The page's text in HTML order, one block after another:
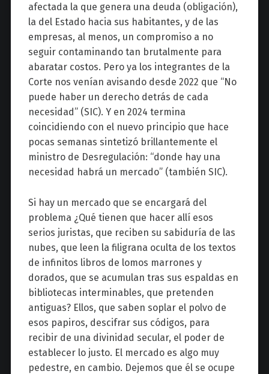
afectada la que genera una deuda (obligación),
la del Estado hacia sus habitantes, y de las
empresas, al menos, un compromiso a no
seguir contaminando tan brutalmente para
abaratar costos. Pero ya los integrantes de la
Corte nos venían avisando desde 2022 que “No
puede haber un derecho detrás de cada
necesidad” (SIC). Y en 2024 termina
coincidiendo con el nuevo principio que hace
pocas semanas sintetizó brillantemente el
ministro de Desregulación: “donde hay una
necesidad habrá un mercado” (también SIC).
Si hay un mercado que se encargará del
problema ¿Qué tienen que hacer allí esos
serios juristas, que reciben su sabiduría de las
nubes, que leen la filigrana oculta de los textos
de infinitos libros de lomos marrones y
dorados, que se acumulan tras sus espaldas en
bibliotecas interminables, que pretenden
antiguas? Ellos, que saben soplar el polvo de
esos papiros, descifrar sus códigos, para
recibir de una divinidad secular, el poder de
establecer lo justo. El mercado es algo muy
pedestre, en cambio. Dejemos que él se ocupe